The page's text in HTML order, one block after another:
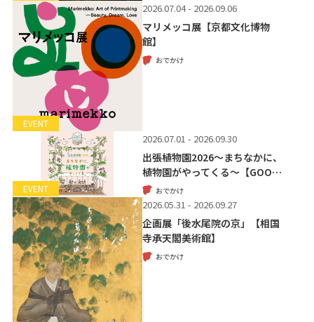
EVENT
2026.07.04 - 2026.09.06
マリメッコ展【京都文化博物
館】
おでかけ
EVENT
2026.07.01 - 2026.09.30
出張植物園2026～まちなかに、
植物園がやってくる～【GOO…
おでかけ
2026.05.31 - 2026.09.27
企画展「後水尾院の京」【相国
寺承天閣美術館】
おでかけ